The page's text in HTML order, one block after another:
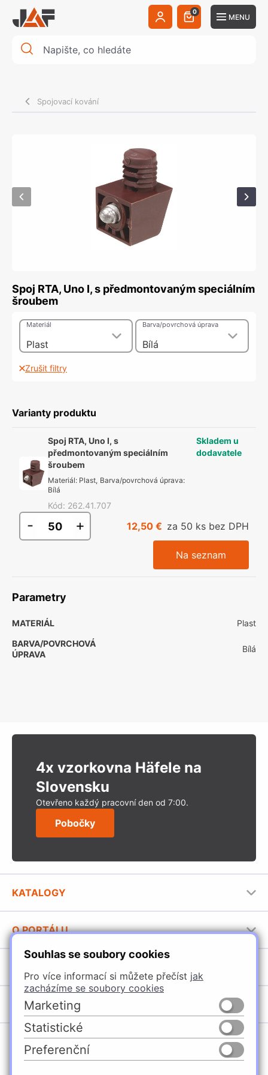
Souhlas se soubory cookies
Pro více informací si můžete přečíst jak
zacházíme se soubory cookies
Marketing
Statistické
Preferenční
0
MENU
Spojovací kování
Spoj RTA, Uno I, s předmontovaným speciálním
šroubem
Plast
Materiál
Bílá
Barva/povrchová úprava
Zrušit filtry
Varianty produktu
Spoj RTA, Uno I, s
předmontovaným speciálním
šroubem
Materiál: Plast, Barva/povrchová úprava:
Bílá
Kód: 262.41.707
Skladem u
dodavatele
- + 12,50 € za 50 ks bez DPH
Na seznam
Parametry
MATERIÁL
Plast
BARVA/POVRCHOVÁ
ÚPRAVA
Bílá
4x vzorkovna Häfele na
Slovensku
Otevřeno každý pracovní den od 7:00.
Pobočky
KATALOGY
Stavební katalog Häfele
Brožury Häfele
O PORTÁLU
Provozovatel portálu
Jak používat portál
Úchytky
Nábytkové kování
Vybavení kuchyní
Osvětlení a elektro
POBOČKY
Špačince
Žilina